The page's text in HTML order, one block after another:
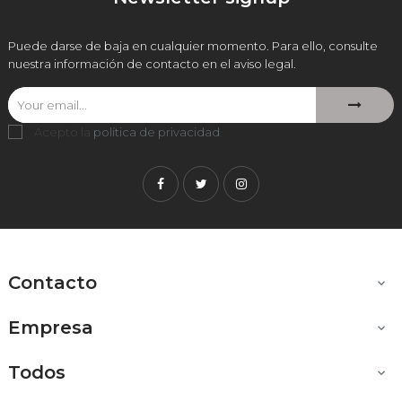
Puede darse de baja en cualquier momento. Para ello, consulte
nuestra información de contacto en el aviso legal.
Acepto la política de privacidad
FacebookTwitterInstagram
Contacto 
Empresa 
Todos 